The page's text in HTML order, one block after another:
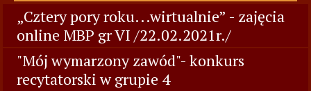
„Cztery pory roku...wirtualnie” - zajęcia
online MBP gr VI /22.02.2021r./
"Mój wymarzony zawód"- konkurs
recytatorski w grupie 4